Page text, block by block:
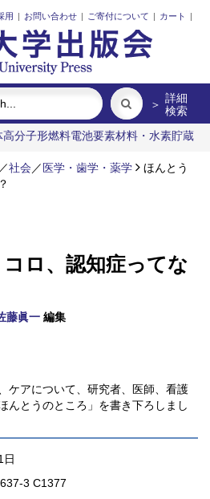
用 | お問い合わせ | ご寄付について | カート |
＞ 詳細
検索
高分子形燃料電池要素材料・水素貯蔵
ム
ポンプの流体力学
インドネシ
／社会 ／ 医学・歯学・薬学
ほんとう
ロ、認知症ってな
藤眞一 編集
ケアについて、研究者、医師、看護
んとうのところ」を書き下ろしまし
日
3 C1377